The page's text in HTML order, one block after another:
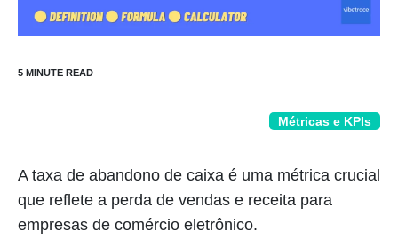
Métricas e KPIs
A taxa de abandono de caixa é uma métrica crucial
que reflete a perda de vendas e receita para
empresas de comércio eletrônico.